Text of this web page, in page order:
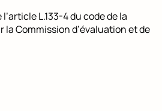
L.133-4 du code de la
Commission d’évaluation et de